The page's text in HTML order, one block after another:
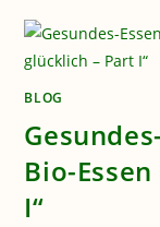
BLOG
Bio-
I“